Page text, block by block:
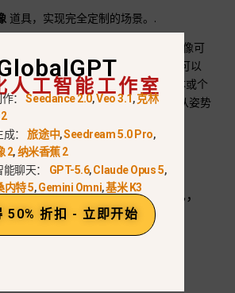
道具，实现完全定制的场景。.
, 我的头像可
开箱秀。结合文字提示，这项功能可以
性化的视频用于市场营销、社交媒体或个
装走秀场景和戏剧性的城市故事--从姿势
都可以定制。.
前以大约 700p 的速度呈现，
。.
人工智能工作室
作：Seedance 2.0,Veo 3.1,克林
成：旅途中,Seedream 5.0 Pro,
2,纳米香蕉 2
聊天： GPT-5.6,Claude Opus 5,
内特 5,Gemini Omni,基米 K3
50% 折扣 - 立即开始